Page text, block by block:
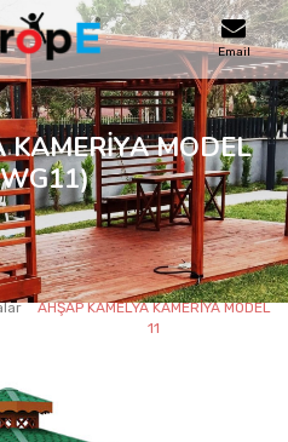
Email
KAMERİYA MODEL
AHŞAP KAMELYA KAMERİYA MODEL
11